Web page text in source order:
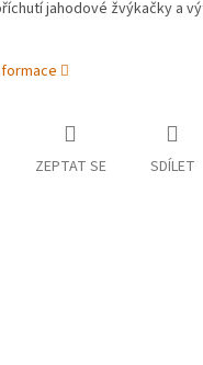
jahodové žvýkačky a
ZEPTAT SE SDÍLET